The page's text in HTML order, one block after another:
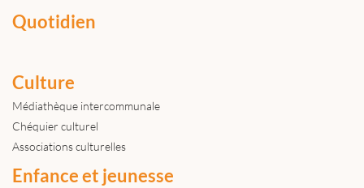
Quotidien
Culture
Médiathèque intercommunale
Chéquier culturel
Associations culturelles
Enfance et jeunesse